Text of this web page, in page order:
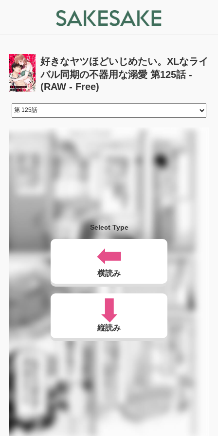
好きなヤツほどいじめたい。XLなライ
バル同期の不器用な溺愛 第125話 -
(RAW - Free)
Select Type
横読み
縦読み